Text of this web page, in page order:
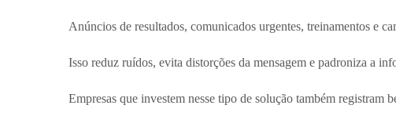
Anúncios de resultados, comunicados urgentes, treinamentos e
Isso reduz ruídos, evita distorções da mensagem e padroniza a
Empresas que investem nesse tipo de solução também registram